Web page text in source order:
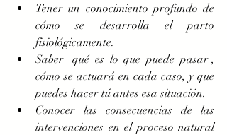
Tener un conocimiento profundo de
cómo se desarrolla el parto
fisiológicamente.
Saber 'qué es lo que puede pasar',
cómo se actuará en cada caso, y que
puedes hacer tú antes esa situación.
Conocer las consecuencias de las
intervenciones en el proceso natural